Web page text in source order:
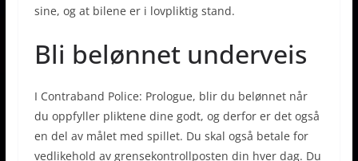
sine, og at bilene er i lovpliktig stand.
Bli belønnet underveis
I Contraband Police: Prologue, blir du belønnet når
du oppfyller pliktene dine godt, og derfor er det også
en del av målet med spillet. Du skal også betale for
vedlikehold av grensekontrollposten din hver dag. Du